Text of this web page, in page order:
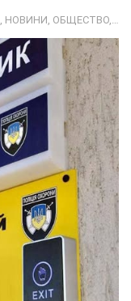
НОВИНИ ОБЩЕСТВО